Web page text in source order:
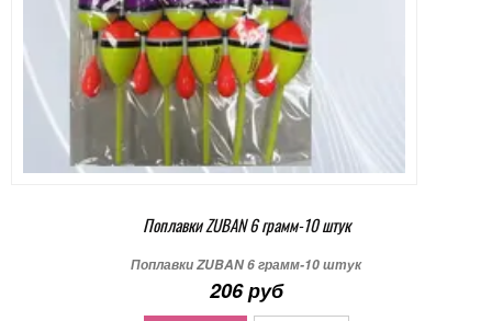
Поплавки ZUBAN 6 грамм-10 штук
Поплавки ZUBAN 6 грамм-10 штук
206 руб